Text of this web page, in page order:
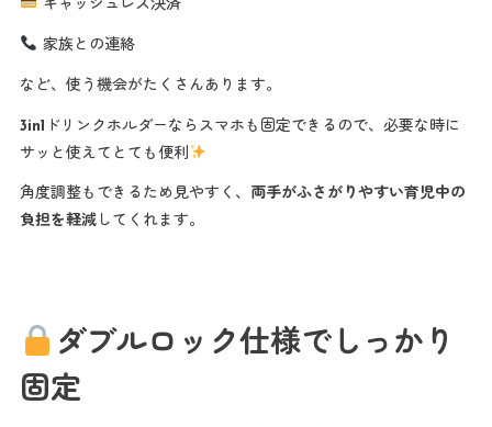
キャッシュレス決済
家族との連絡
など、使う機会がたくさんあります。
3in1ドリンクホルダーならスマホも固定できるので、必要な時に
サッと使えてとても便利
角度調整もできるため見やすく、 両手がふさがりやすい育児中の
負担を軽減してくれます。
ダブルロック仕様でしっかり
固定